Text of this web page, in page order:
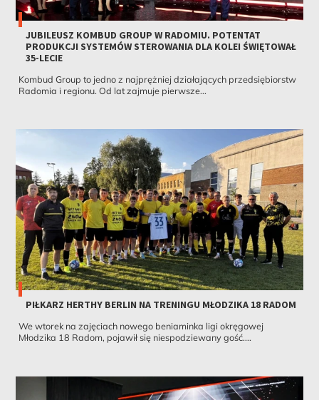
JUBILEUSZ KOMBUD GROUP W RADOMIU. POTENTAT
PRODUKCJI SYSTEMÓW STEROWANIA DLA KOLEI ŚWIĘTOWAŁ
35-LECIE
Kombud Group to jedno z najprężniej działających przedsiębiorstw
Radomia i regionu. Od lat zajmuje pierwsze...
PIŁKARZ HERTHY BERLIN NA TRENINGU MŁODZIKA 18 RADOM
We wtorek na zajęciach nowego beniaminka ligi okręgowej
Młodzika 18 Radom, pojawił się niespodziewany gość....